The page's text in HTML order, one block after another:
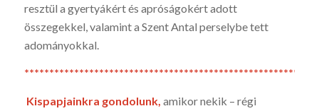
resztül a gyertyákért és apróságokért adott
összegekkel, valamint a Szent Antal perselybe tett
adományokkal.
*********************************************************
Kispapjainkra gondolunk, amikor nekik – régi